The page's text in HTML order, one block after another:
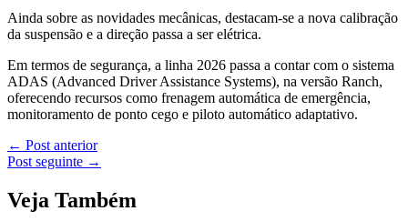
Ainda sobre as novidades mecânicas, destacam-se a nova calibração
da suspensão e a direção passa a ser elétrica.
Em termos de segurança, a linha 2026 passa a contar com o sistema
ADAS (Advanced Driver Assistance Systems), na versão Ranch,
oferecendo recursos como frenagem automática de emergência,
monitoramento de ponto cego e piloto automático adaptativo.
← Post anterior
Post seguinte →
Veja Também